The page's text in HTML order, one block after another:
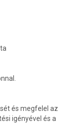
és megfelel az
igényével és a